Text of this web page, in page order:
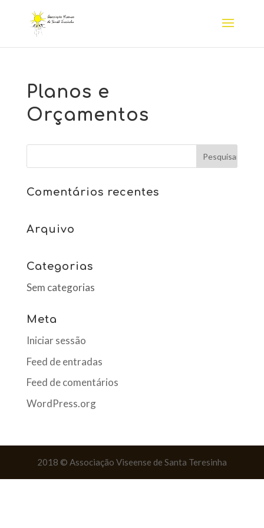
Planos e
Orçamentos
Comentários recentes
Arquivo
Categorias
Sem categorias
Meta
Iniciar sessão
Feed de entradas
Feed de comentários
WordPress.org
2018 © Associação Viseense de Santa Teresinha